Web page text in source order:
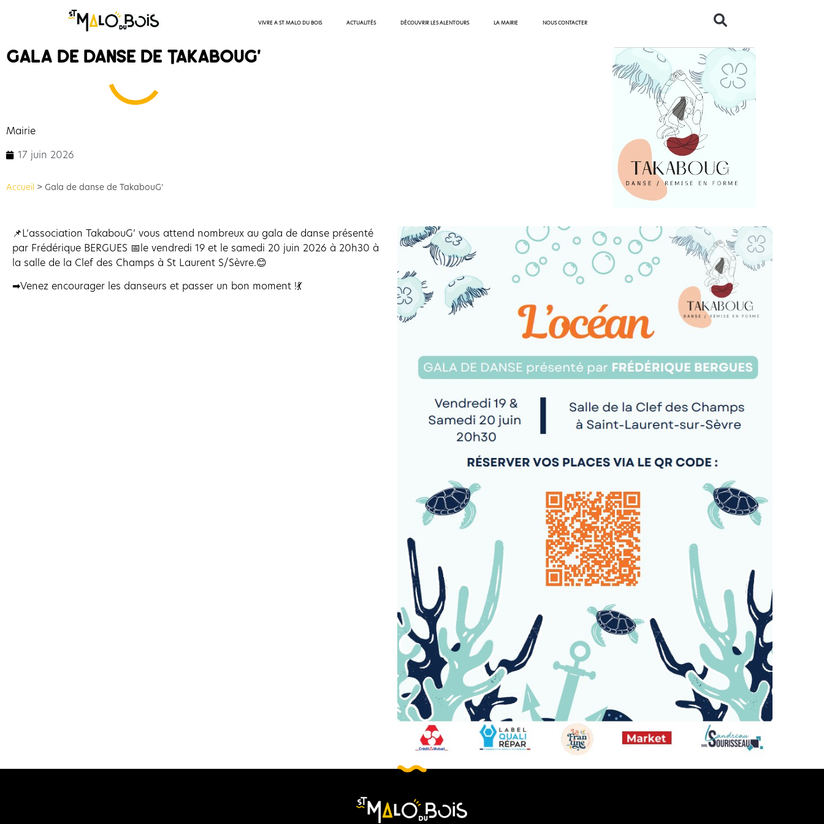
VIVRE A ST MALO DU BOIS ACTUALITÉS DÉCOUVRIR LES ALENTOURS LA MAIRIE NOUS CONTACTER
Gala de danse de TakabouG’
Mairie
17 juin 2026
Accueil > Gala de danse de TakabouG’
📌L’association TakabouG’ vous attend nombreux au gala de danse présenté
par Frédérique BERGUES 📅le vendredi 19 et le samedi 20 juin 2026 à 20h30 à
la salle de la Clef des Champs à St Laurent S/Sèvre.😊
➡Venez encourager les danseurs et passer un bon moment !💃